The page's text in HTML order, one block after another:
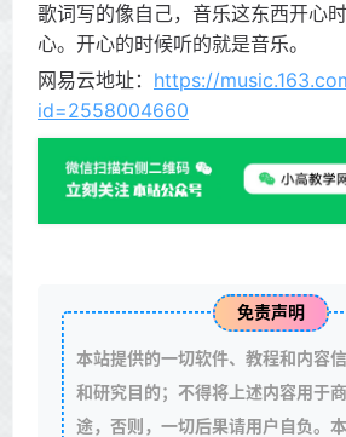
歌词写的像自己，音乐这东西开心
心。开心的时候听的就是音乐。
网易云地址： https://
id=2558004660
免责声明
本站提供的一切软件、教程和内容
和研究目的；不得将上述内容用于
途，否则，一切后果请用户自负。